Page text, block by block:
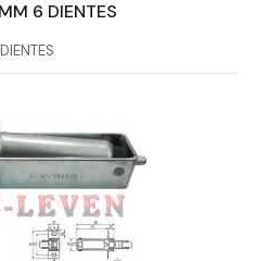
6 DIENTES